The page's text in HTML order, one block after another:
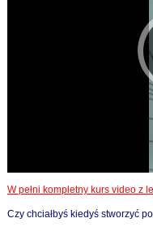
W pełni kompletny kurs video z
Czy chciałbyś kiedyś stworzyć